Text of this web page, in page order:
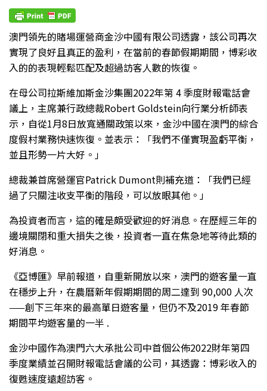
澳門領先的賭場運營商金沙中國有限公司透露，該公司再次
實現了良好且真正的盈利，在當前的春節假期期間，博彩收
入的的表現輕鬆匹配及超過訪客人數的恢復。
在母公司拉斯維加斯金沙集團2022年第 4 季度財報電話會
議上，主席兼行政總裁Robert Goldstein向行業分析師表
示，自從1月8日放寬通關政策以來，金沙中國在澳門的綜合
度假村業務快速恢復。並表示：「我們不僅實現盈虧平衡，
並且形勢一片大好。」
總裁兼首席營運官Patrick Dumont則補充道：「我們已經
過了只關注收支平衡的階段，可以放眼其他。」
為投資者而言，這的確是頗受歡迎的好消息。在歷經三年的
邊境關閉和重大損失之後，投資者一直在焦急地等待此類的
好消息。
《亞博匯》早前報道，自重新開放以來，澳門的遊客量一直
在穩步上升，在農曆新年假期期間的周二達到 90,000 人次
——創下三年來的最高單日遊客量，但仍不及2019 年春節
期間平均遊客量的一半 .
金沙中國作為澳門六大承批公司中首個公佈2022財年第四
季度業績並召開財報電話會議的公司，其透露：博彩收入的
復甦速度遠超訪客。